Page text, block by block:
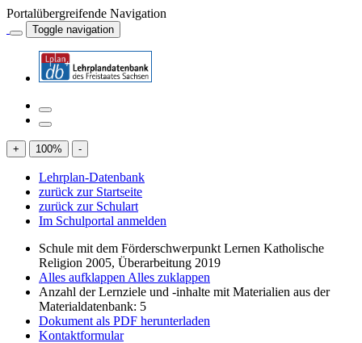
Portalübergreifende Navigation
Toggle navigation
+ 100% -
Lehrplan-Datenbank
zurück zur Startseite
zurück zur Schulart
Im Schulportal anmelden
Schule mit dem Förderschwerpunkt Lernen Katholische
Religion 2005, Überarbeitung 2019
Alles aufklappen Alles zuklappen
Anzahl der Lernziele und -inhalte mit Materialien aus der
Materialdatenbank: 5
Dokument als PDF herunterladen
Kontaktformular